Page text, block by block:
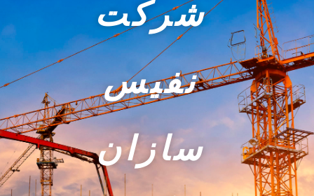
شرکت
نفیس
سازان